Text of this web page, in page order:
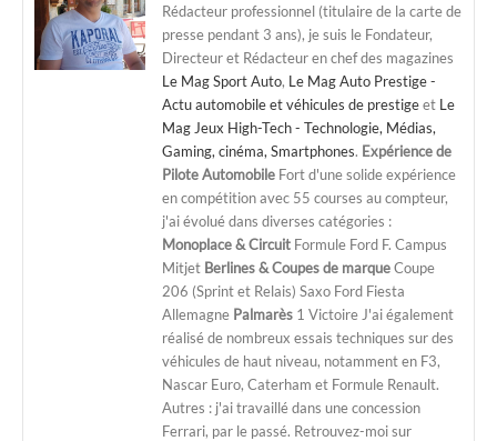
Rédacteur professionnel (titulaire de la carte de
presse pendant 3 ans), je suis le Fondateur,
Directeur et Rédacteur en chef des magazines
Le Mag Sport Auto, Le Mag Auto Prestige -
Actu automobile et véhicules de prestigeet Le
Mag Jeux High-Tech - Technologie, Médias,
Gaming, cinéma, Smartphones. Expérience de
Pilote Automobile Fort d'une solide expérience
en compétition avec 55 courses au compteur,
j'ai évolué dans diverses catégories :
Monoplace & Circuit Formule Ford F. Campus
Mitjet Berlines & Coupes de marqueCoupe
206 (Sprint et Relais) Saxo Ford Fiesta
Allemagne Palmarès 1 Victoire J'ai également
réalisé de nombreux essais techniques sur des
véhicules de haut niveau, notamment en F3,
Nascar Euro, Caterham et Formule Renault.
Autres : j'ai travaillé dans une concession
Ferrari, par le passé. Retrouvez-moi sur